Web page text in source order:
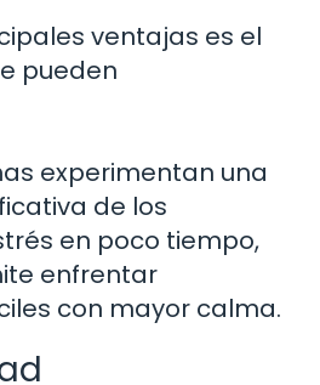
ventajas es el
pueden
experimentan una
de los
en poco tiempo,
enfrentar
con mayor calma.